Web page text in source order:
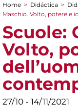
You are here
Home > Didáctica >
Maschio. Volto, potere e
Scuole:
Volto,
27/10 - 14/11/2021